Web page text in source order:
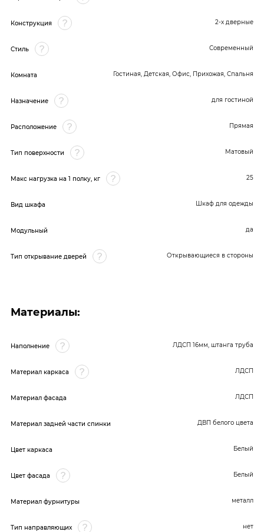
Конструкция 2-х дверные
Стиль Современный
Комната Гостиная, Детская, Офис, Прихожая, Спальня
Назначение для гостиной
Расположение Прямая
Тип поверхности Матовый
Макс нагрузка на 1 полку, кг 25
Вид шкафа Шкаф для одежды
Модульный да
Тип открывание дверей Открывающиеся в стороны
Материалы:
Наполнение ЛДСП 16мм, штанга труба
Материал каркаса ЛДСП
Материал фасада ЛДСП
Материал задней части спинки ДВП белого цвета
Цвет каркаса Белый
Цвет фасада Белый
Материал фурнитуры металл
Тип направляющих нет